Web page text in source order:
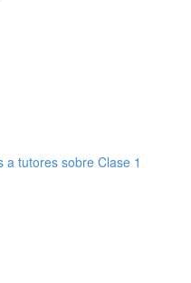
a tutores sobre Clase 1